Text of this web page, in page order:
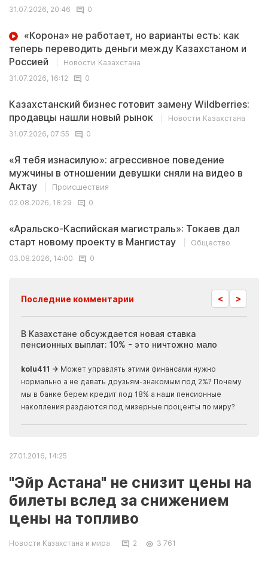
31.07.2026, 20:46
0
«Корона» не работает, но варианты есть: как
теперь переводить деньги между Казахстаном и
Россией
Новости Казахстана
31.07.2026, 16:12
0
Казахстанский бизнес готовит замену Wildberries:
продавцы нашли новый рынок
Новости Казахстана
31.07.2026, 07:55
0
«Я тебя изнасилую»: агрессивное поведение
мужчины в отношении девушки сняли на видео в
Актау
Происшествия
02.08.2026, 18:29
0
«Аральско-Каспийская магистраль»: Токаев дал
старт новому проекту в Мангистау
Общество
03.08.2026, 14:00
0
Последние комментарии < >
В Казахстане обсуждается новая ставка
пенсионных выплат: 10% - это ничтожно мало
kolu411 → Может управлять этими финансами нужно
нормально а не давать друзьям-знакомым под 2%? Почему
мы в банке берем кредит под 18% а наши пенсионные
накопления раздаются под мизерные проценты по миру?
27.01.2016, 14:25
"Эйр Астана" не снизит цены на
билеты вслед за снижением
цены на топливо
Новости Казахстана и мира 2 3 761